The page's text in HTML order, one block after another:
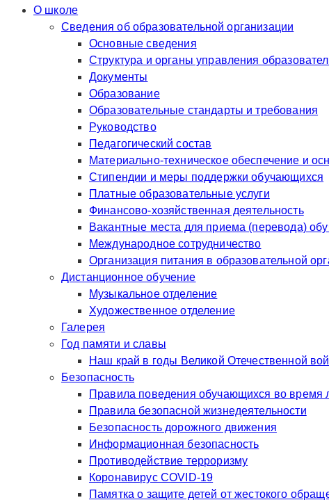
О школе
Сведения об образовательной организации
Основные сведения
Структура и органы управления
Документы
Образование
Образовательные стандарты и требования
Руководство
Педагогический состав
Материально-техническое обеспечение и
Стипендии и меры поддержки обучающихся
Платные образовательные услуги
Финансово-хозяйственная деятельность
Вакантные места для приема (перевода)
Международное сотрудничество
Организация питания в образовательной
Дистанционное обучение
Музыкальное отделение
Художественное отделение
Галерея
Год памяти и славы
Наш край в годы Великой Отечественной
Безопасность
Правила поведения обучающихся во время
Правила безопасной жизнедеятельности
Безопасность дорожного движения
Информационная безопасность
Противодействие терроризму
Коронавирус COVID-19
Памятка о защите детей от жестокого